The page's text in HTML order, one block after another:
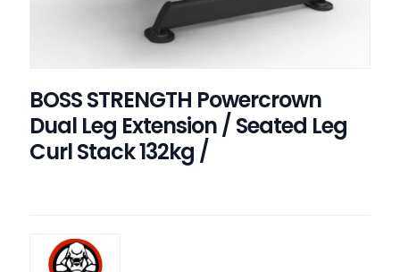
BOSS STRENGTH Powercrown
Dual Leg Extension / Seated Leg
Curl Stack 132kg /